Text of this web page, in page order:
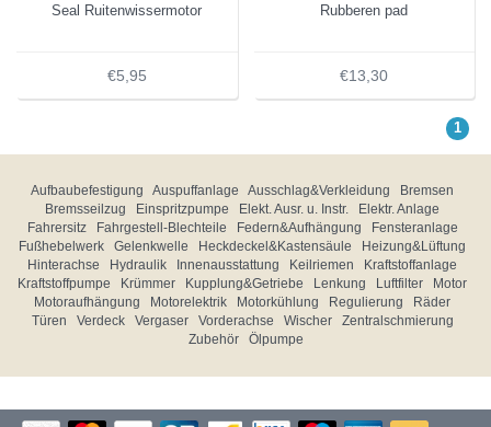
Seal Ruitenwissermotor
€5,95
Rubberen pad
€13,30
1
Aufbaubefestigung Auspuffanlage Ausschlag&Verkleidung
Bremsen
Bremsseilzug
Einspritzpumpe Elekt. Ausr. u. Instr.
Elektr. Anlage
Fahrersitz
Fahrgestell-Blechteile Federn&Aufhängung
Fensteranlage
Fußhebelwerk
Gelenkwelle Heckdeckel&Kastensäule
Heizung&Lüftung
Hinterachse
Hydraulik Innenausstattung Keilriemen
Kraftstoffanlage
Kraftstoffpumpe
Krümmer Kupplung&Getriebe Lenkung Luftfilter
Motor
Motoraufhängung
Motorelektrik Motorkühlung Regulierung
Räder
Türen
Verdeck Vergaser Vorderachse Wischer
Zentralschmierung
Zubehör
Ölpumpe